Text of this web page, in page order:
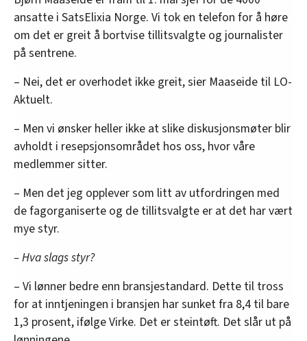
ansatte i SatsElixia Norge. Vi tok en telefon for å høre
om det er greit å bortvise tillitsvalgte og journalister
på sentrene.
– Nei, det er overhodet ikke greit, sier Maaseide til LO-
Aktuelt.
– Men vi ønsker heller ikke at slike diskusjonsmøter blir
avholdt i resepsjonsområdet hos oss, hvor våre
medlemmer sitter.
– Men det jeg opplever som litt av utfordringen med
de fagorganiserte og de tillitsvalgte er at det har vært
mye styr.
– Hva slags styr?
– Vi lønner bedre enn bransjestandard. Dette til tross
for at inntjeningen i bransjen har sunket fra 8,4 til bare
1,3 prosent, ifølge Virke. Det er steintøft. Det slår ut på